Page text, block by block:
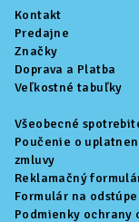
Kontakt
Predajne
Značky
Doprava a Platba
Veľkostné tabuľky
Všeobecné
Poučenie o
zmluvy
Reklamačný
Formulár na
Podmienky ochrany